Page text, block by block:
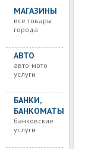
МАГАЗИНЫ
все товары
города
АВТО
авто-мото
услуги
БАНКИ,
БАНКОМАТЫ
банковские
услуги